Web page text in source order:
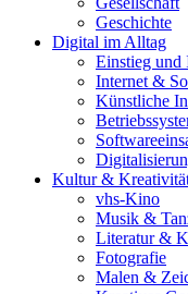
Geschichte
Digital im Alltag
Einstieg und
Internet &
Künstliche
Kultur &
vhs-Kino
Musik &
Literatur &
Fotografie
Malen &